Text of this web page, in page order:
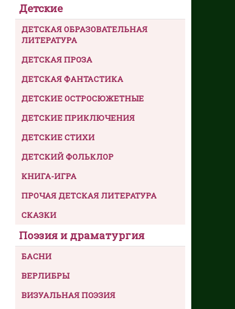
Детские
ДЕТСКАЯ ОБРАЗОВАТЕЛЬНАЯ
ЛИТЕРАТУРА
ДЕТСКАЯ ПРОЗА
ДЕТСКАЯ ФАНТАСТИКА
ДЕТСКИЕ ОСТРОСЮЖЕТНЫЕ
ДЕТСКИЕ ПРИКЛЮЧЕНИЯ
ДЕТСКИЕ СТИХИ
ДЕТСКИЙ ФОЛЬКЛОР
КНИГА-ИГРА
ПРОЧАЯ ДЕТСКАЯ ЛИТЕРАТУРА
СКАЗКИ
Поэзия и драматургия
БАСНИ
ВЕРЛИБРЫ
ВИЗУАЛЬНАЯ ПОЭЗИЯ